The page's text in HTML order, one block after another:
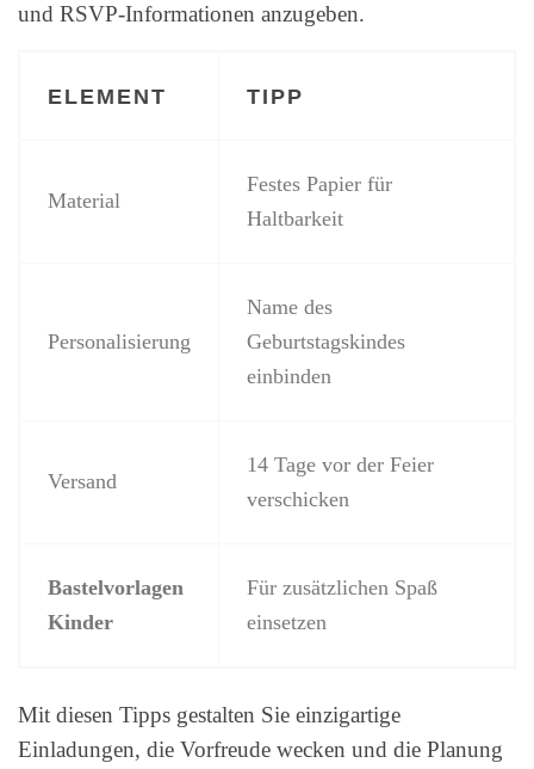
und RSVP-Informationen anzugeben.
ELEMENT TIPP
Material
Festes Papier für
Haltbarkeit
Personalisierung
Name des
Geburtstagskindes
einbinden
Versand
14 Tage vor der Feier
verschicken
Bastelvorlagen
Kinder
Für zusätzlichen Spaß
einsetzen
Mit diesen Tipps gestalten Sie einzigartige
Einladungen, die Vorfreude wecken und die Planung